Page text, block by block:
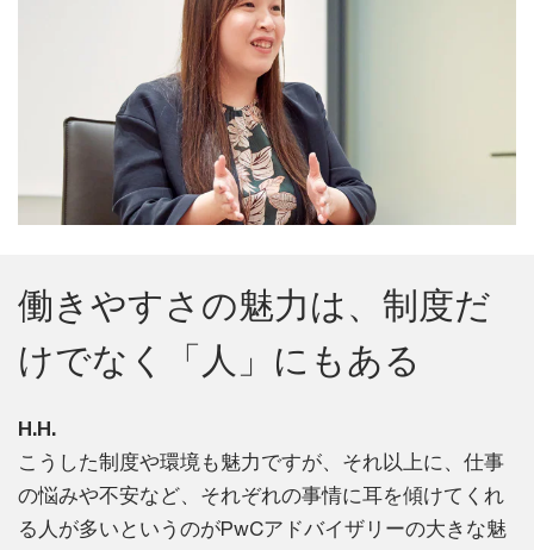
働きやすさの魅力は、制度だ
けでなく「人」にもある
H.H.
こうした制度や環境も魅力ですが、それ以上に、仕事
の悩みや不安など、それぞれの事情に耳を傾けてくれ
る人が多いというのがPwCアドバイザリーの大きな魅